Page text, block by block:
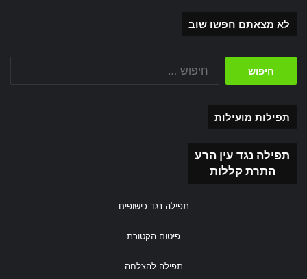
לא מצאתם חפשו שוב
תפילות מועילות
תפילה נגד עין הרע
התרת קללות
תפילה נגד כישופים
פיטום הקטורת
תפילה להצלחה